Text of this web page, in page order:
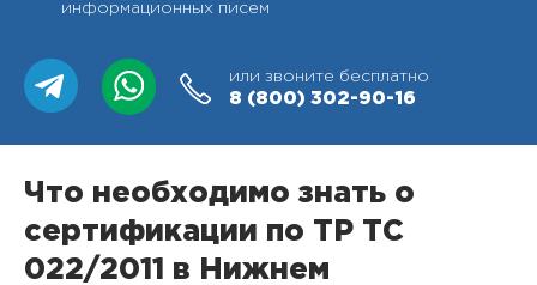
информационных писем
или звоните бесплатно
8 (800) 302-90-16
Что необходимо знать о
сертификации по ТР ТС
022/2011 в Нижнем